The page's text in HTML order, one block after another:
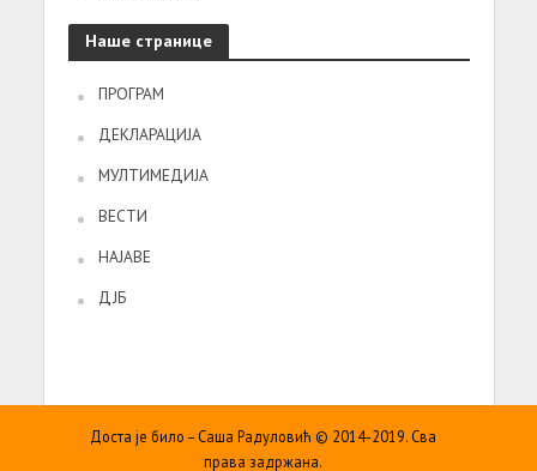
Наше странице
ПРОГРАМ
ДЕКЛАРАЦИЈА
МУЛТИМЕДИЈА
ВЕСТИ
НАЈАВЕ
ДЈБ
Доста је било – Саша Радуловић © 2014-2019. Сва
права задржана.